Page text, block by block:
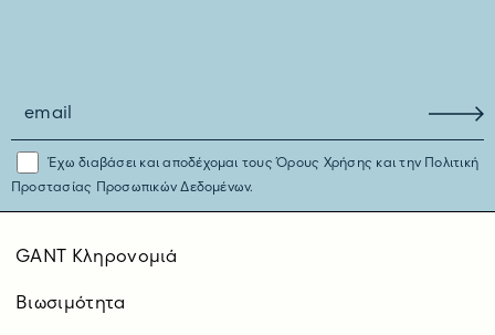
Έχω διαβάσει και αποδέχομαι τουςΌρους Χρήσης και τηνΠολιτική
Προστασίας Προσωπικών Δεδομένων.
GANT Κληρονομιά
Βιωσιμότητα